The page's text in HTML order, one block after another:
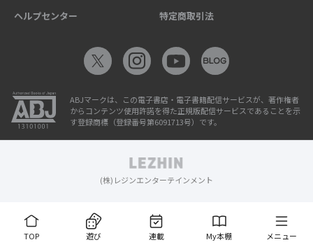
TOP 遊び 連載 My本棚 メニュー
ヘルプセンター 特定商取引法
ABJマークは、この電子書店・電子書籍配信サービスが、著作権者
からコンテンツ使用許諾を得た正規版配信サービスであることを示
す登録商標（登録番号第6091713号）です。
(株)レジンエンターテインメント